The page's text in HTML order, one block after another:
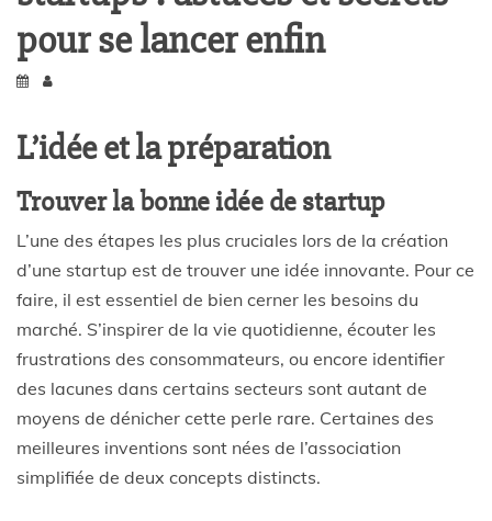
pour se lancer enfin
L’idée et la préparation
Trouver la bonne idée de startup
L’une des étapes les plus cruciales lors de la création
d’une startup est de trouver une idée innovante. Pour ce
faire, il est essentiel de bien cerner les besoins du
marché. S’inspirer de la vie quotidienne, écouter les
frustrations des consommateurs, ou encore identifier
des lacunes dans certains secteurs sont autant de
moyens de dénicher cette perle rare. Certaines des
meilleures inventions sont nées de l’association
simplifiée de deux concepts distincts.